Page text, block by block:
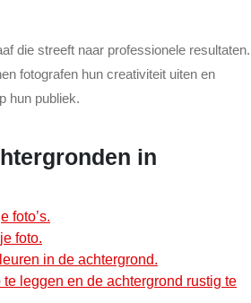
die streeft naar professionele resultaten.
fotografen hun creativiteit uiten en
hun publiek.
in
foto’s.
foto.
in de achtergrond.
leggen en de achtergrond rustig te